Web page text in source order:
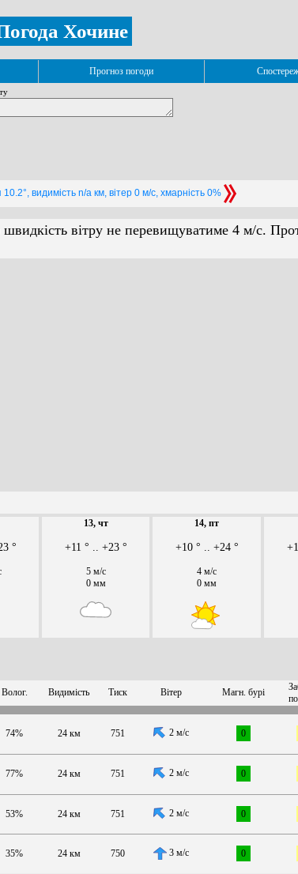
Хочине
Прогноз погоди
видимість n/a км, вітер 0 м/с, хмарність 0%
швидкість вітру не перевищуватиме 4 м/с.
°
13, чт
+11 ° .. +23 °
5 м/с
0 мм
14, пт
+10 ° .. +24 °
4 м/с
0 мм
Волог. Видимість Тиск Вітер Магн. бурі
74% 24 км 751 2 м/с 0
77% 24 км 751 2 м/с 0
53% 24 км 751 2 м/с 0
35% 24 км 750 3 м/с 0